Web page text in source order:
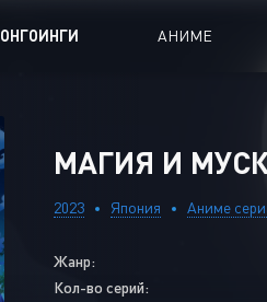
ОНГОИНГИ АНИМЕ
Аниме сериалы
МАГИЯ И
2023 Япония Аниме
Жанр:
Кол-во серий: